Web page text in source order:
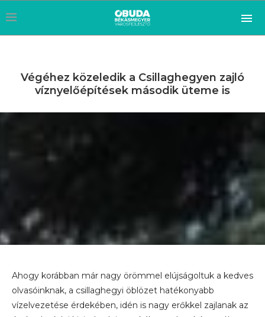
Végéhez közeledik a Csillaghegyen zajló
víznyelőépítések második üteme is
Ahogy korábban már nagy örömmel elújságoltuk a kedves
olvasóinknak, a csillaghegyi öblözet hatékonyabb
vízelvezetése érdekében, idén is nagy erőkkel zajlanak az